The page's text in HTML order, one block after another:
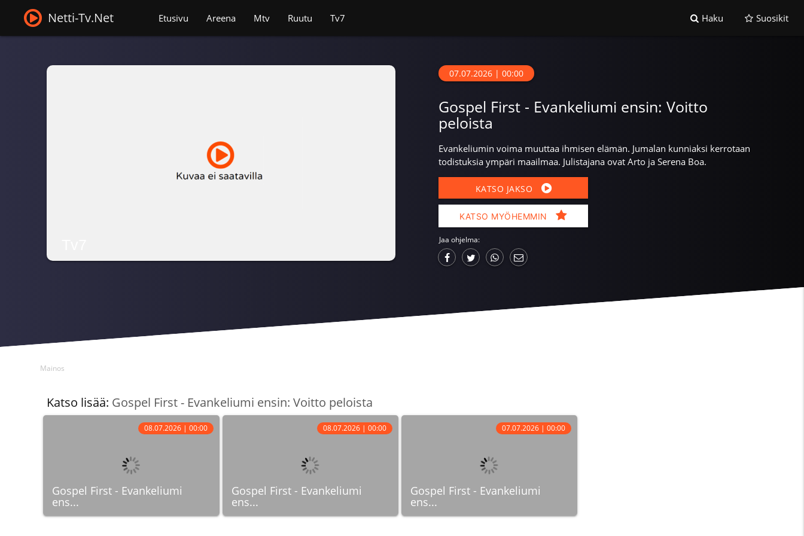
Netti-Tv.Net Etusivu Areena Mtv Ruutu Tv7 Haku Suosikit
07.07.2026 | 00:00
Gospel First - Evankeliumi ensin: Voitto
peloista
Evankeliumin voima muuttaa ihmisen elämän. Jumalan kunniaksi kerrotaan
todistuksia ympäri maailmaa. Julistajana ovat Arto ja Serena Boa.
KATSO JAKSO
KATSO MYÖHEMMIN
Jaa ohjelma:
Mainos
Katso lisää: Gospel First - Evankeliumi ensin: Voitto peloista
Gospel First - Evankeliumi
ens...
08.07.2026 | 00:00
Gospel First - Evankeliumi
ens...
08.07.2026 | 00:00
Gospel First - Evankeliumi
ens...
07.07.2026 | 00:00